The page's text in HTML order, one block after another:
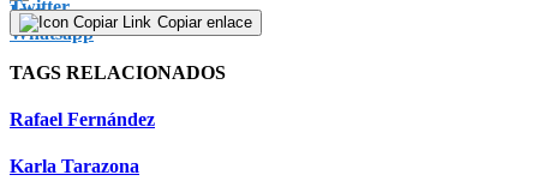
Copiar enlace
TAGS RELACIONADOS
Rafael Fernández
Karla Tarazona